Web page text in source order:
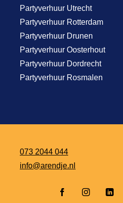
Partyverhuur Utrecht
Partyverhuur Rotterdam
Partyverhuur Drunen
Partyverhuur Oosterhout
Partyverhuur Dordrecht
Partyverhuur Rosmalen
073 2044 044
info@arendje.nl